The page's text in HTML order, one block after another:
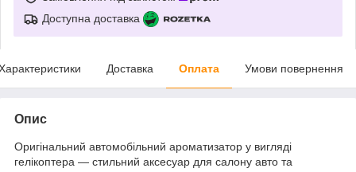
Доступна доставка
Доставка Оплата Умови повернення
Опис
Оригінальний автомобільний ароматизатор у вигляді
гелікоптера — стильний аксесуар для салону авто та